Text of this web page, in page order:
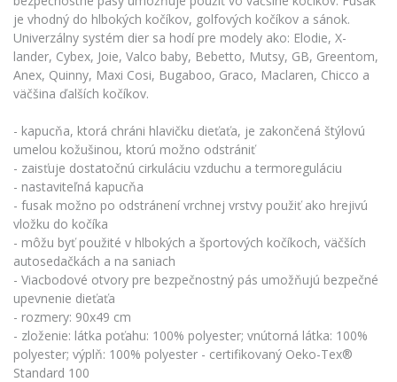
je vhodný do hlbokých kočíkov, golfových kočíkov a sánok.
Univerzálny systém dier sa hodí pre modely ako: Elodie, X-
lander, Cybex, Joie, Valco baby, Bebetto, Mutsy, GB, Greentom,
Anex, Quinny, Maxi Cosi, Bugaboo, Graco, Maclaren, Chicco a
väčšina ďalších kočíkov.
- kapucňa, ktorá chráni hlavičku dieťaťa, je zakončená štýlovú
umelou kožušinou, ktorú možno odstrániť
- zaisťuje dostatočnú cirkuláciu vzduchu a termoreguláciu
- nastaviteľná kapucňa
- fusak možno po odstránení vrchnej vrstvy použiť ako hrejivú
vložku do kočíka
- môžu byť použité v hlbokých a športových kočíkoch, väčších
autosedačkách a na saniach
- Viacbodové otvory pre bezpečnostný pás umožňujú bezpečné
upevnenie dieťaťa
- rozmery: 90x49 cm
- zloženie: látka poťahu: 100% polyester; vnútorná látka: 100%
polyester; výplň: 100% polyester - certifikovaný Oeko-Tex®
Standard 100